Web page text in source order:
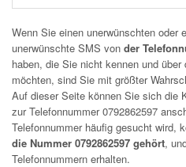
Wenn Sie einen unerwünschten oder
unerwünschte SMS von der
haben, die Sie nicht kennen und
möchten, sind Sie mit größter
Auf dieser Seite können Sie sich die
zur Telefonnummer0792862597
Telefonnummer häufig gesucht wird,
die Nummer 0792862597 gehört,
Telefonnummern erhalten.